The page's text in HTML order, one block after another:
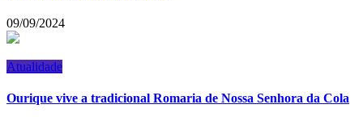
09/09/2024
Atualidade
Ourique vive a tradicional Romaria de Nossa Senhora da Cola